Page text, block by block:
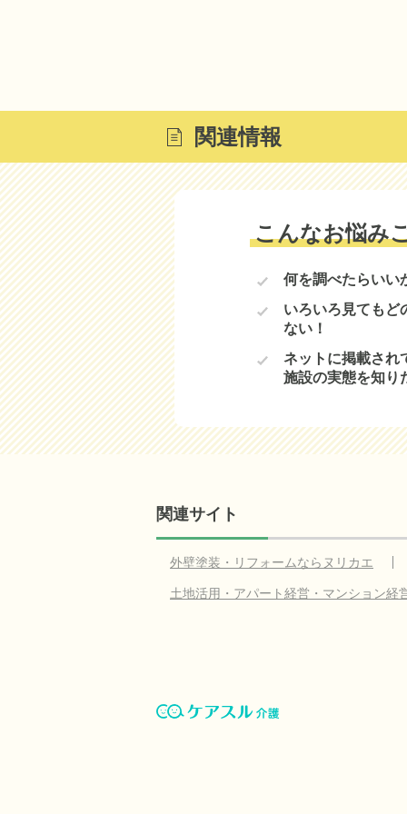
関連情報
こんなお悩み
何を調べたらいい
いろいろ見てもど
ない！
ネットに掲載され
施設の実態を知り
関連サイト
外壁塗装・リフォームならヌリカエ
土地活用・アパート経営・マンション経